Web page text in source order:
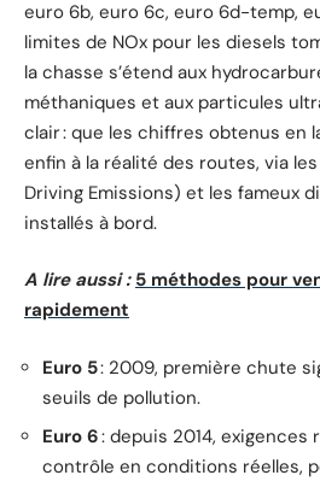
euro 6b, euro 6c, euro 6d-temp,
limites de NOx pour les diesels
la chasse s’étend aux
méthaniques et aux particules
clair : que les chiffres obtenus en
enfin à la réalité des routes, via les
Driving Emissions) et les fameux
installés à bord.
A lire aussi : 5 méthodes pour
rapidement
Euro 5: 2009, première chute
seuils de pollution.
Euro 6: depuis 2014, exigences
contrôle en conditions réelles,